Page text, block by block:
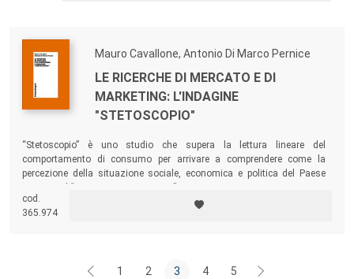
Mauro Cavallone, Antonio Di Marco Pernice
LE RICERCHE DI MERCATO E DI
MARKETING: L'INDAGINE
"STETOSCOPIO"
“Stetoscopio” è uno studio che supera la lettura lineare del
comportamento di consumo per arrivare a comprendere come la
percezione della situazione sociale, economica e politica del Paese
cod.
365.974
1 2 3 4 5